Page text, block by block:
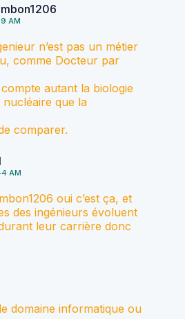
AM
n’est pas un métier
comme Docteur par
autant la biologie
nucléaire que la
comparer.
AM
oui c’est ça, et
des ingénieurs évoluent
leur carrière donc
domaine informatique ou